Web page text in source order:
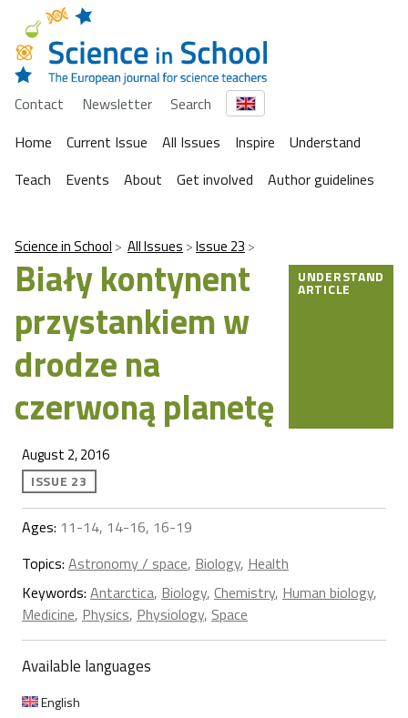
Contact Newsletter
Search
Home
Current Issue All Issues Inspire
Understand
Teach
Events About Get involved Author guidelines
Science in School All Issues Issue 23
Biały kontynent
przystankiem w
drodze na
czerwoną planetę
UNDERSTAND
ARTICLE
August 2, 2016
ISSUE 23
Ages: 11-14, 14-16, 16-19
Topics: Astronomy / space, Biology, Health
Keywords: Antarctica, Biology, Chemistry, Human biology,
Medicine, Physics, Physiology, Space
Available languages
English